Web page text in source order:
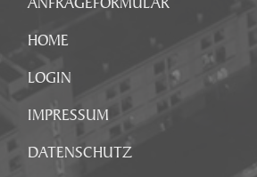
ANFRAGEFORMULAR
HOME
LOGIN
IMPRESSUM
DATENSCHUTZ